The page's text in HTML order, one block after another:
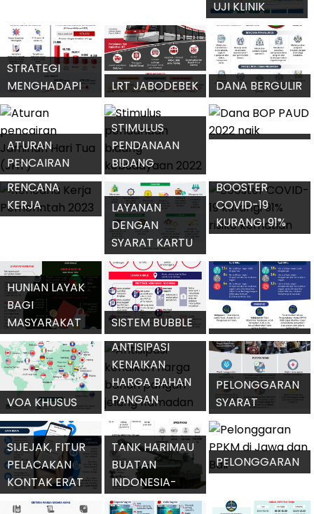
TOL
TERPANJANG
GEDEBAGE-
CILACAP
PENYESUAIAN
PTM TERBATAS
ATURAN
MENONTON
MOTOGP
MANDALIKA
UJI KLINIK
VAKSIN MERAH
STRATEGI
MENGHADAPI
GELOMBANG III
LRT JABODEBEK
SIAP
BEROPERASI
DANA BERGULIR
KUMKM 2022
RP1,8 TRILIUN
ATURAN
PENCAIRAN
JAMINAN HARI
TUA (JHT)
STIMULUS
PENDANAAN
BIDANG
KEBUDAYAAN
2022
DANA BOP
PAUD 2022 NAIK
RENCANA
KERJA
PEMERINTAH
2023
LAYANAN
DENGAN
SYARAT KARTU
BPJS
KESEHATAN
BOOSTER
COVID-19
KURANGI 91%
RISIKO
KEMATIAN
HUNIAN LAYAK
BAGI
MASYARAKAT
BERPENGHASILAN
RENDAH
SISTEM BUBBLE
RANGKAIAN
ACARA G20
ATURAN
KEBIJAKAN PPS
ANTISIPASI
KENAIKAN
HARGA BAHAN
PELONGGARAN